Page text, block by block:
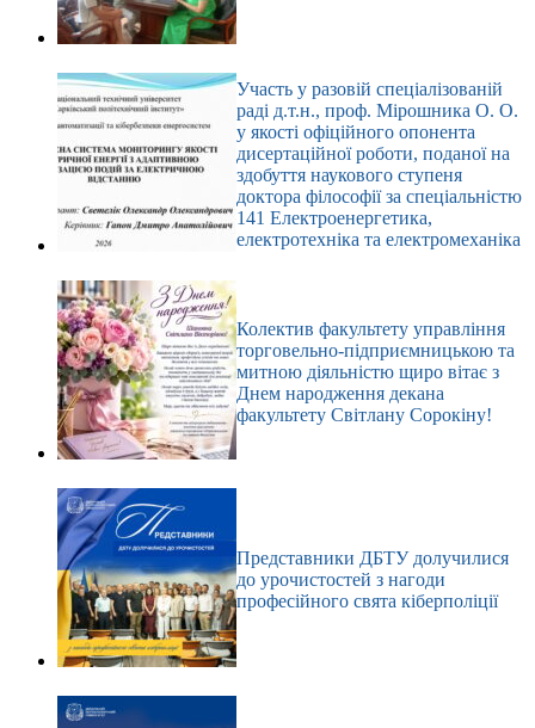
Участь у разовій спеціалізованій
раді д.т.н., проф. Мірошника О. О.
у якості офіційного опонента
дисертаційної роботи, поданої на
здобуття наукового ступеня
доктора філософії за спеціальністю
141 Електроенергетика,
електротехніка та електромеханіка
Колектив факультету управління
торговельно-підприємницькою та
митною діяльністю щиро вітає з
Днем народження декана
факультету Світлану Сорокіну!
Представники ДБТУ долучилися
до урочистостей з нагоди
професійного свята кіберполіції